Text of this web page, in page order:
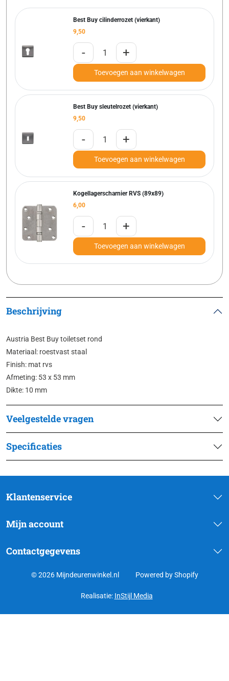
Best Buy cilinderrozet (vierkant)
9,50
- +
Toevoegen aan winkelwagen
Best Buy sleutelrozet (vierkant)
9,50
- +
Toevoegen aan winkelwagen
Kogellagerscharnier RVS (89x89)
6,00
- +
Toevoegen aan winkelwagen
Beschrijving
Austria Best Buy toiletset rond
Materiaal: roestvast staal
Finish: mat rvs
Afmeting: 53 x 53 mm
Dikte: 10 mm
Veelgestelde vragen
Specificaties
Klantenservice
Mijn account
Contactgegevens
© 2026 Mijndeurenwinkel.nl Powered by Shopify
Realisatie: InStijl Media